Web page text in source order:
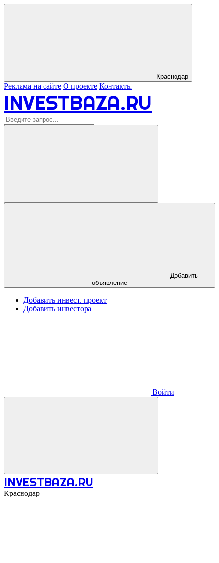
Краснодар
Реклама на сайте О проекте Контакты
INVESTBAZA.RU
объявление
Добавить инвест. проект
Добавить инвестора
Войти
INVESTBAZA.RU
Краснодар